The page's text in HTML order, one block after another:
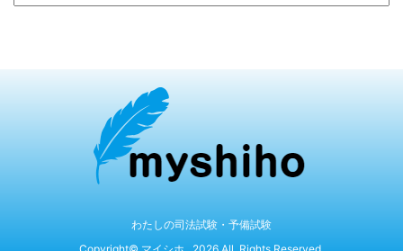
わたしの司法試験・予備試験